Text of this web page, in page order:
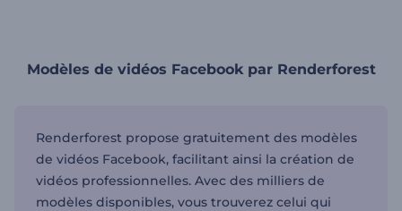
Modèles de vidéos Facebook par Renderforest
Renderforest propose gratuitement des modèles
de vidéos Facebook, facilitant ainsi la création de
vidéos professionnelles. Avec des milliers de
modèles disponibles, vous trouverez celui qui